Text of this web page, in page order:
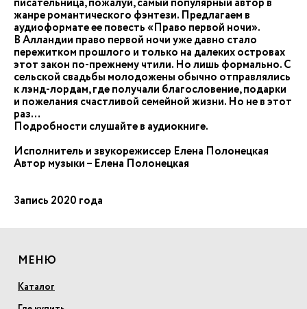
жанре романтического фэнтези. Предлагаем в
аудиоформате ее повесть «Право первой ночи».
В Алландии право первой ночи уже давно стало
пережитком прошлого и только на далеких островах
этот закон по-прежнему чтили. Но лишь формально. С
сельской свадьбы молодожены обычно отправлялись
к лэнд-лордам, где получали благословение, подарки
и пожелания счастливой семейной жизни. Но не в этот
раз…
Подробности слушайте в аудиокниге.
Исполнитель и звукорежиссер Елена Полонецкая
Автор музыки – Елена Полонецкая
Запись 2020 года
МЕНЮ
Каталог